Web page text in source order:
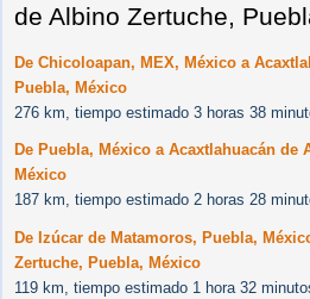
de Albino Zertuche,
De Chicoloapan, MEX, México a
Puebla, México
276 km, tiempo estimado 3 horas 38
De Puebla, México a Acaxtlahuacán de
México
187 km, tiempo estimado 2 horas 28
De Izúcar de Matamoros, Puebla,
Zertuche, Puebla, México
119 km, tiempo estimado 1 hora 32